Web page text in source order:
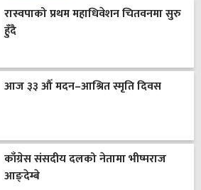
रास्वपाको प्रथम महाधिवेशन चितवनमा सुरु
हुँदै
आज ३३ औँ मदन–आश्रित स्मृति दिवस
काँग्रेस संसदीय दलको नेतामा भीष्मराज
आङ्देम्बे